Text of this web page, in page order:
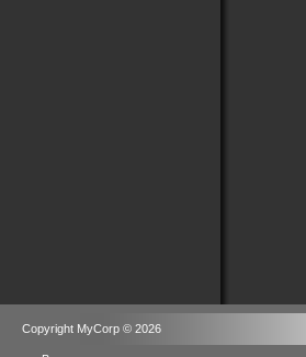
Copyright MyCorp © 2026